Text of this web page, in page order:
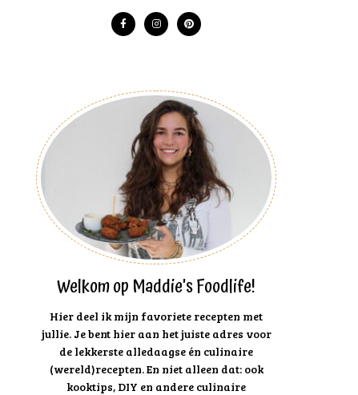
Welkom op Maddie's Foodlife!
Hier deel ik mijn favoriete recepten met
jullie. Je bent hier aan het juiste adres voor
de lekkerste alledaagse én culinaire
(wereld)recepten. En niet alleen dat: ook
kooktips, DIY en andere culinaire